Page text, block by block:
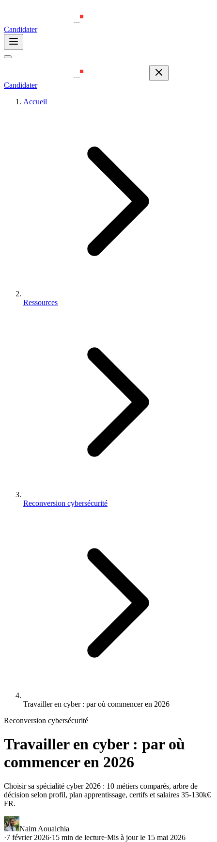
Candidater
Candidater
Accueil
Ressources
Reconversion cybersécurité
Travailler en cyber : par où commencer en 2026
Reconversion cybersécurité
Travailler en cyber : par où
commencer en 2026
Choisir sa spécialité cyber 2026 : 10 métiers comparés, arbre de
décision selon profil, plan apprentissage, certifs et salaires 35-130k€
FR.
Naim Aouaichia
·7 février 2026·15 min de lecture·Mis à jour le 15 mai 2026